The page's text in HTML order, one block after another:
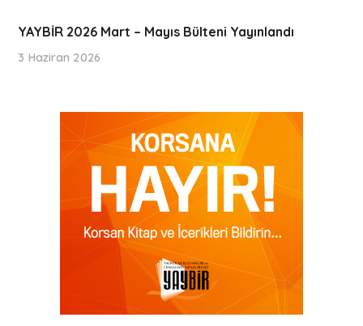
YAYBİR 2026 Mart – Mayıs Bülteni Yayınlandı
3 Haziran 2026